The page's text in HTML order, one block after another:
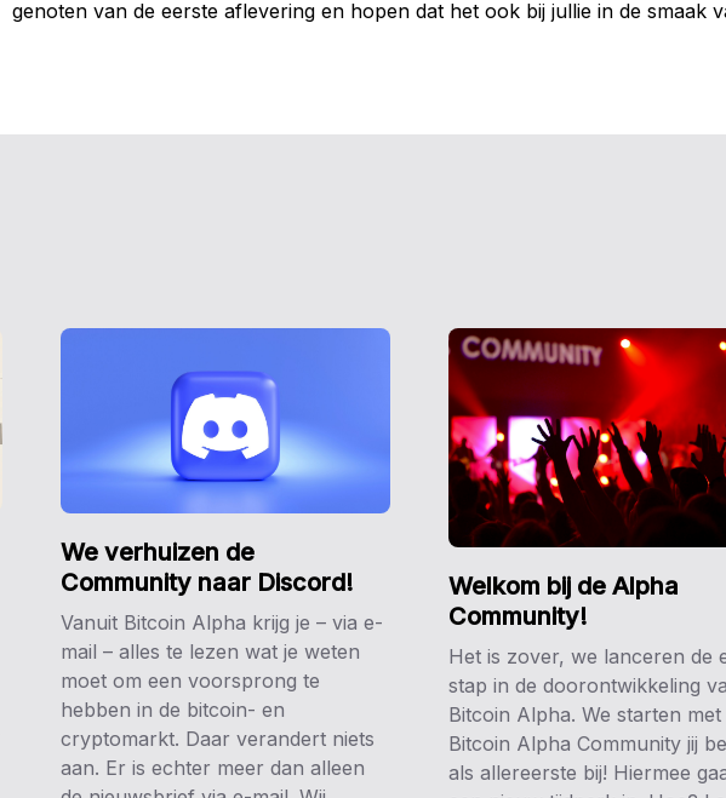
genoten van de eerste aflevering en hopen dat het ook bij jullie in de smaak
We verhuizen de
Community naar Discord!
Vanuit Bitcoin Alpha krijg je – via e-
mail – alles te lezen wat je weten
moet om een voorsprong te
hebben in de bitcoin- en
cryptomarkt. Daar verandert niets
aan. Er is echter meer dan alleen
Welkom bij de Alpha
Community!
Het is zover, we lanceren de
stap in de doorontwikkeling
Bitcoin Alpha. We starten met
Bitcoin Alpha Community jij
als allereerste bij! Hiermee